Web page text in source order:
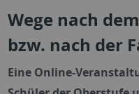
Wege nach
bzw. nach der
Eine Online-